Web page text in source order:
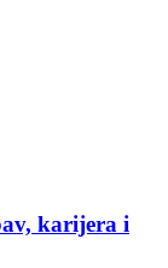
karijera i